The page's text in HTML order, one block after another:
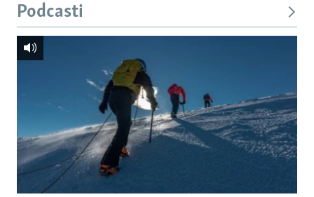
Podcasti